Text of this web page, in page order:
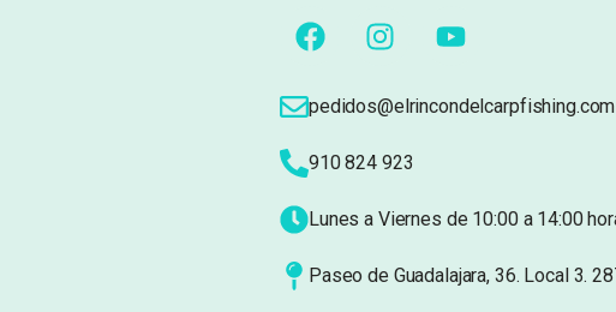
pedidos@elrincondelcarpfishing.com
910 824 923
Lunes a Viernes de 10:00 a 14:00
Paseo de Guadalajara, 36. Local 3.